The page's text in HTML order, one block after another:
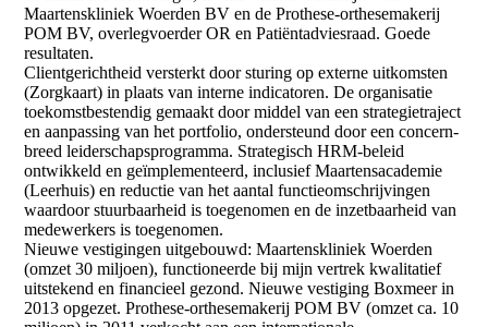
Maartenskliniek Woerden BV en de Prothese-orthesemakerij
POM BV, overlegvoerder OR en Patiëntadviesraad. Goede
resultaten.
Clientgerichtheid versterkt door sturing op externe uitkomsten
(Zorgkaart) in plaats van interne indicatoren. De organisatie
toekomstbestendig gemaakt door middel van een strategietraject
en aanpassing van het portfolio, ondersteund door een concern-
breed leiderschapsprogramma. Strategisch HRM-beleid
ontwikkeld en geïmplementeerd, inclusief Maartensacademie
(Leerhuis) en reductie van het aantal functieomschrijvingen
waardoor stuurbaarheid is toegenomen en de inzetbaarheid van
medewerkers is toegenomen.
Nieuwe vestigingen uitgebouwd: Maartenskliniek Woerden
(omzet 30 miljoen), functioneerde bij mijn vertrek kwalitatief
uitstekend en financieel gezond. Nieuwe vestiging Boxmeer in
2013 opgezet. Prothese-orthesemakerij POM BV (omzet ca. 10